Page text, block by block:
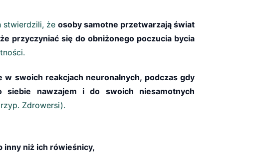
stwierdzili, że osoby samotne przetwarzają świat
przyczyniać się do obniżonego poczucia bycia
w swoich reakcjach neuronalnych, podczas gdy
siebie nawzajem i do swoich niesamotnych
Zdrowersi).
inny niż ich rówieśnicy,